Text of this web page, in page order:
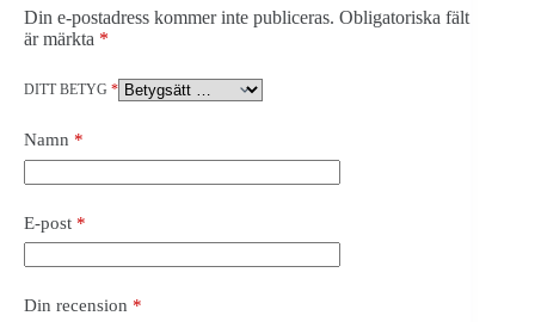
Din e-postadress kommer inte publiceras. Obligatoriska fält
är märkta *
DITT BETYG *
Namn *
E-post *
Din recension *